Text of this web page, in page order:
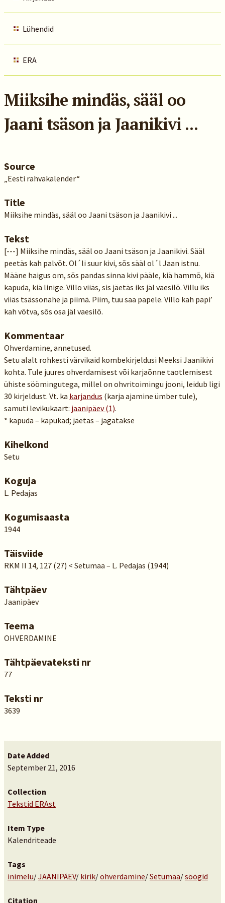
Lühendid
ERA
Miiksihe mindäs, sääl oo
Jaani tsäson ja Jaanikivi ...
Source
„Eesti rahvakalender“
Title
Miiksihe mindäs, sääl oo Jaani tsäson ja Jaanikivi ...
Tekst
[---] Miiksihe mindäs, sääl oo Jaani tsäson ja Jaanikivi. Sääl
peetäs kah palvõt. Ol´li suur kivi, sõs sääl ol´l Jaan istnu.
Määne haigus om, sõs pandas sinna kivi pääle, kiä hammõ, kiä
kapuda, kiä linige. Villo viiäs, sis jäetäs iks jäl vaesilõ. Villu iks
viiäs tsässonahe ja piimä. Piim, tuu saa papele. Villo kah papi’
kah võtva, sõs osa jäl vaesilõ.
Kommentaar
Ohverdamine, annetused.
Setu alalt rohkesti värvikaid kombekirjeldusi Meeksi Jaanikivi
kohta. Tule juures ohverdamisest või karjaõnne taotlemisest
ühiste söömingutega, millel on ohvritoimingu jooni, leidub ligi
30 kirjeldust. Vt. ka karjandus (karja ajamine ümber tule),
samuti levikukaart: jaanipäev (1).
* kapuda – kapukad; jäetas – jagatakse
Kihelkond
Setu
Koguja
L. Pedajas
Kogumisaasta
1944
Täisviide
RKM II 14, 127 (27) < Setumaa – L. Pedajas (1944)
Tähtpäev
Jaanipäev
Teema
OHVERDAMINE
Tähtpäevateksti nr
77
Teksti nr
3639
Date Added
September 21, 2016
Collection
Tekstid ERAst
Item Type
Kalendriteade
Tags
inimelu/JAANIPÄEV/ kirik/ohverdamine/Setumaa/söögid
Citation